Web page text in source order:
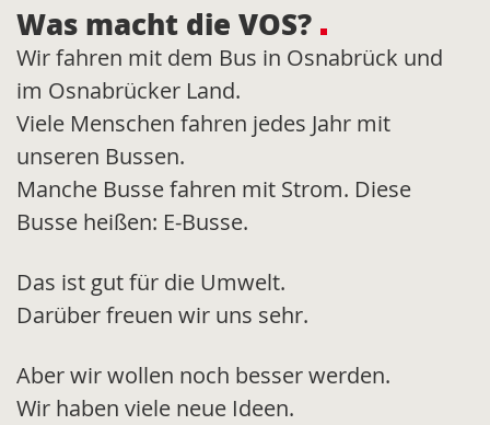
Was macht die VOS?
Wir fahren mit dem Bus in Osnabrück und
im Osnabrücker Land.
Viele Menschen fahren jedes Jahr mit
unseren Bussen.
Manche Busse fahren mit Strom. Diese
Busse heißen: E-Busse.
Das ist gut für die Umwelt.
Darüber freuen wir uns sehr.
Aber wir wollen noch besser werden.
Wir haben viele neue Ideen.